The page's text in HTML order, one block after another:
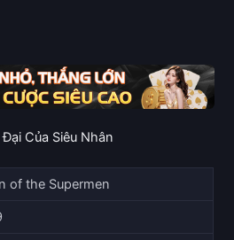
Của Siêu Nhân
of the Supermen